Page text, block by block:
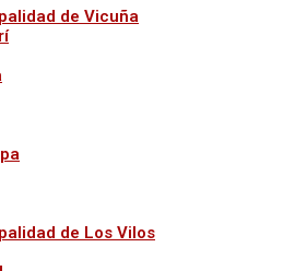
de Vicuña
de Los Vilos